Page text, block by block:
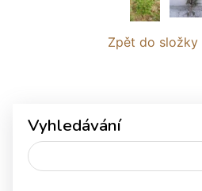
Zpět do složky
Vyhledávání